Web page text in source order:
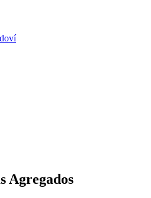
Agregados